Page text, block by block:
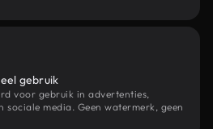
gebruik
voor gebruik in advertenties,
sociale media. Geen watermerk, geen